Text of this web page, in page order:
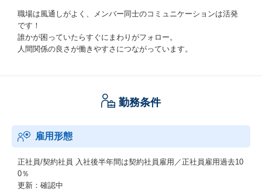
職場は風通しがよく、メンバー同士のコミュニケーションは活発
です！
誰かが困っていたらすぐにまわりがフォロー。
人間関係の良さが働きやすさにつながっています。
勤務条件
雇用形態
正社員/契約社員 入社後半年間は契約社員雇用／正社員雇用過去10
0％
更新：確認中